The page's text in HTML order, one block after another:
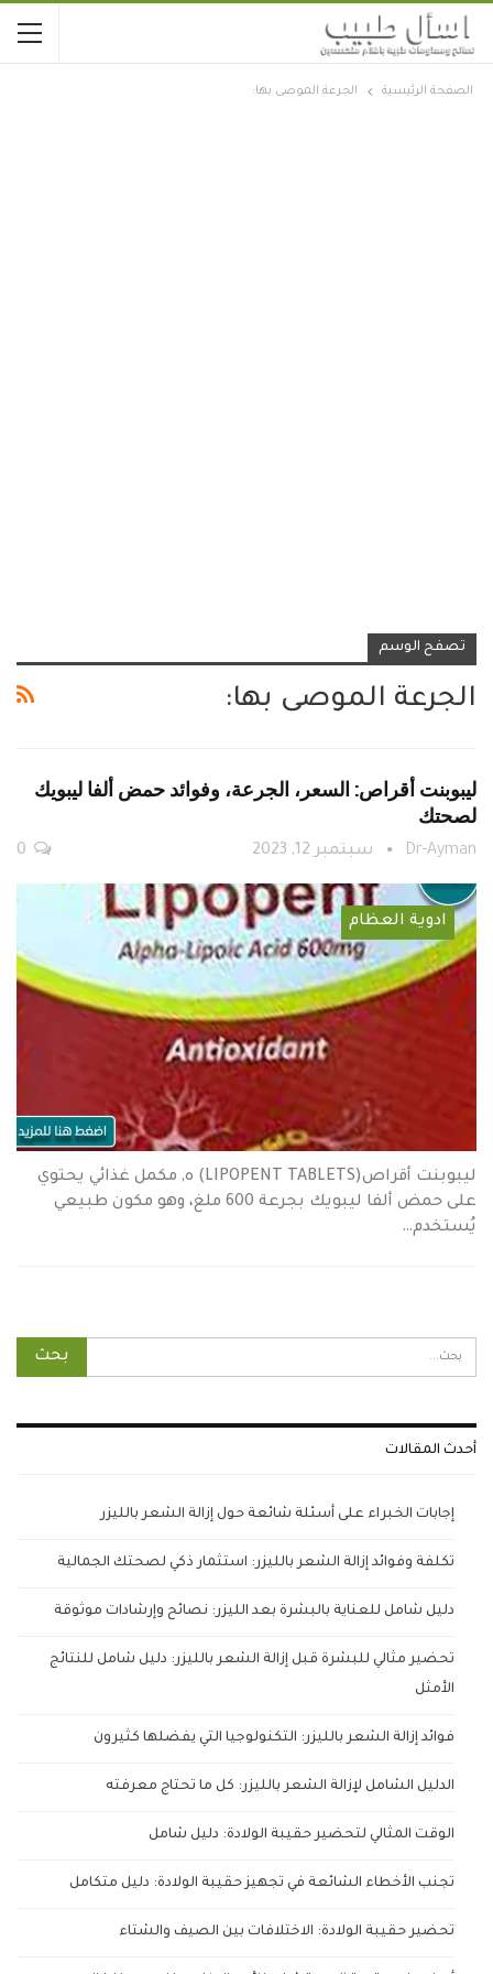
الصفحة الرئيسية الجرعة الموصى بها:
تصفح الوسم
الجرعة الموصى بها:
ليبوبنت أقراص: السعر، الجرعة، وفوائد حمض ألفا ليبويك
لصحتك
Dr-Ayman سبتمبر 12, 2023
ادوية العظام
ليبوبنت أقراص(LIPOPENT TABLETS) ه, مكمل غذائي يحتوي
على حمض ألفا ليبويك بجرعة 600 ملغ، وهو مكون طبيعي
يُستخدم…
أحدث المقالات
إجابات الخبراء على أسئلة شائعة حول إزالة الشعر بالليزر
تكلفة وفوائد إزالة الشعر بالليزر: استثمار ذكي لصحتك الجمالية
دليل شامل للعناية بالبشرة بعد الليزر: نصائح وإرشادات موثوقة
تحضير مثالي للبشرة قبل إزالة الشعر بالليزر: دليل شامل للنتائج
الأمثل
فوائد إزالة الشعر بالليزر: التكنولوجيا التي يفضلها كثيرون
الدليل الشامل لإزالة الشعر بالليزر: كل ما تحتاج معرفته
الوقت المثالي لتحضير حقيبة الولادة: دليل شامل
تجنب الأخطاء الشائعة في تجهيز حقيبة الولادة: دليل متكامل
تحضير حقيبة الولادة: الاختلافات بين الصيف والشتاء